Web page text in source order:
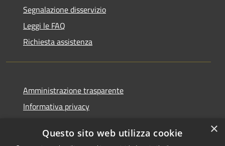
Segnalazione disservizio
Leggi le FAQ
Richiesta assistenza
Amministrazione trasparente
Informativa privacy
Dichiarazione di accessibilità
×
Questo sito web utilizza cookie